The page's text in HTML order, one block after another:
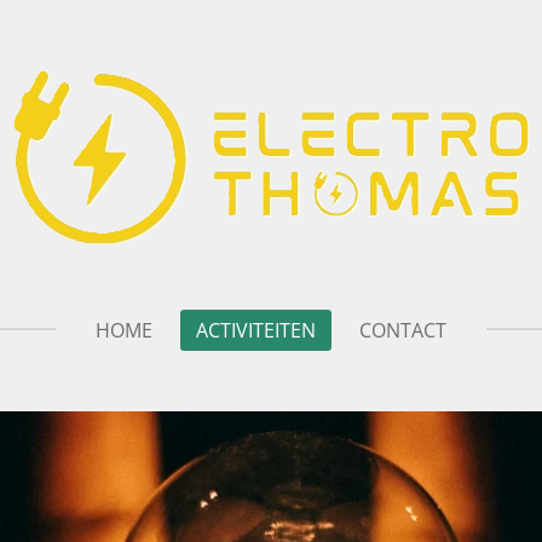
HOME ACTIVITEITEN CONTACT